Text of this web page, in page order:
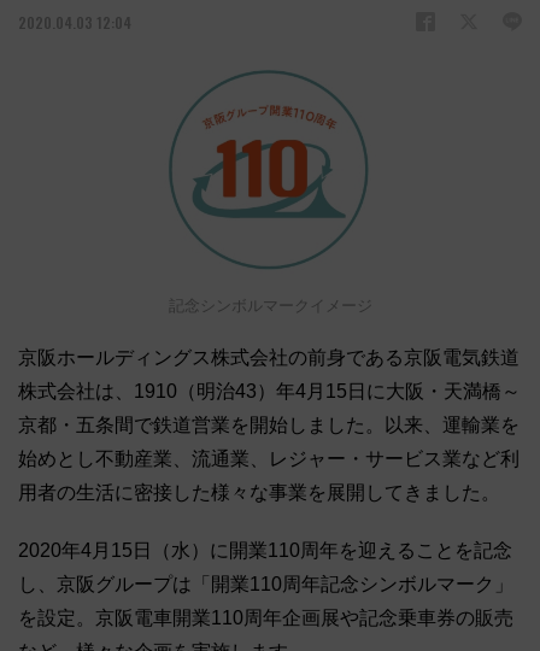
2020.04.03 12:04
記念シンボルマークイメージ
京阪ホールディングス株式会社の前身である京阪電気鉄道
株式会社は、1910（明治43）年4月15日に大阪・天満橋～
京都・五条間で鉄道営業を開始しました。以来、運輸業を
始めとし不動産業、流通業、レジャー・サービス業など利
用者の生活に密接した様々な事業を展開してきました。
2020年4月15日（水）に開業110周年を迎えることを記念
し、京阪グループは「開業110周年記念シンボルマーク」
を設定。京阪電車開業110周年企画展や記念乗車券の販売